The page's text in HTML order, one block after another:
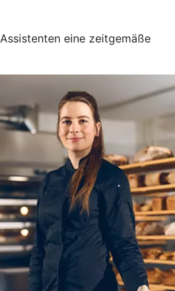
eine zeitgemäße